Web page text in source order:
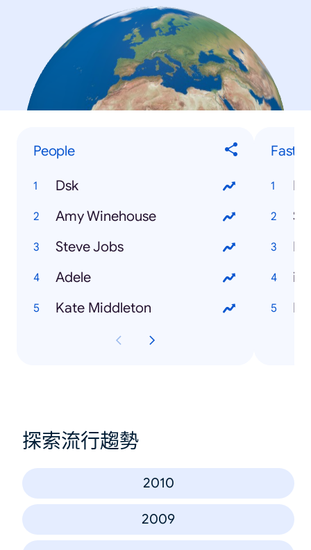
People
Dsk
Amy Winehouse
Steve Jobs
Adele
Kate Middleton
探索流行趨勢
2010
2009